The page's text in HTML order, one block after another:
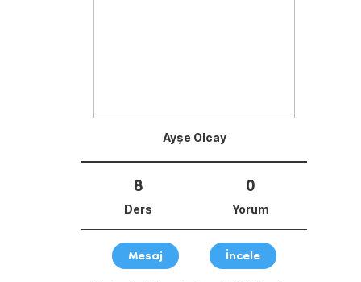
Ayşe Olcay
8
Ders
0
Yorum
Mesaj İncele